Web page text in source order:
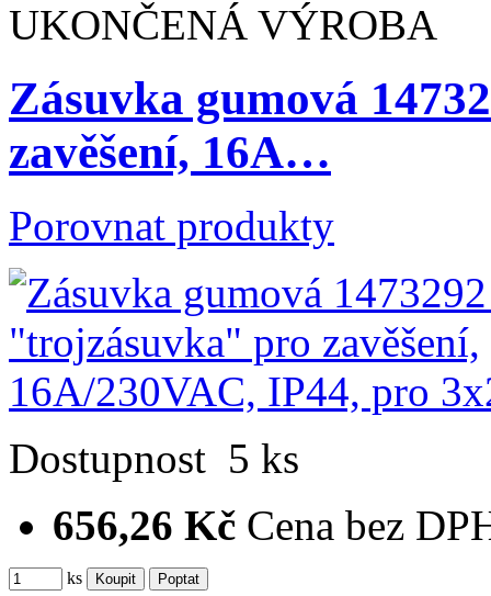
UKONČENÁ VÝROBA
Zásuvka gumová
zavěšení, 16A…
Porovnat produkty
Dostupnost 5 ks
656,26 Kč Cena bez
ks